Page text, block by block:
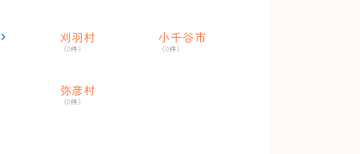
刈羽村
（0件）
小千谷市
（0件）
弥彦村
（0件）